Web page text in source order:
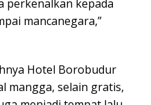
perkenalkan kepada
mancanegara,”
Hotel Borobudur
mangga, selain gratis,